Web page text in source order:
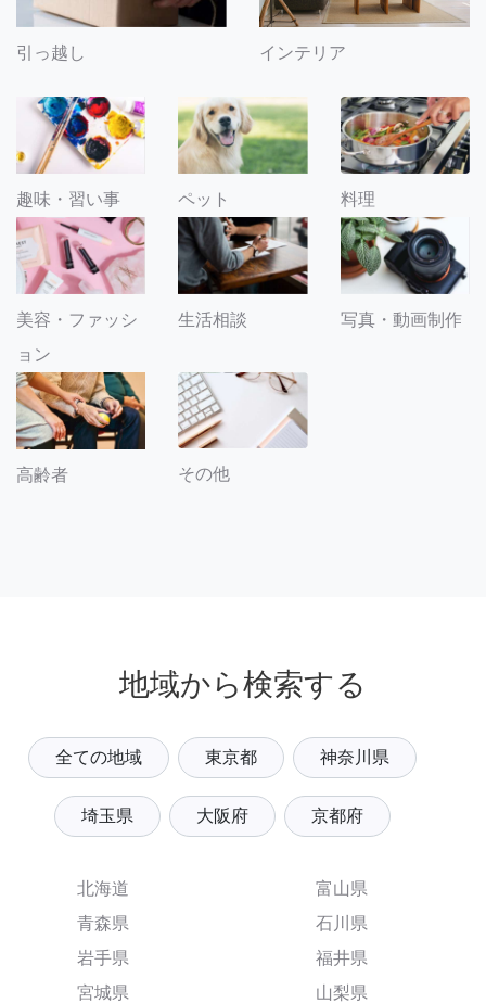
引っ越し インテリア
趣味・習い事 ペット 料理
美容・ファッシ
ョン
生活相談 写真・動画制作
高齢者 その他
地域から検索する
全ての地域 東京都 神奈川県
埼玉県 大阪府 京都府
北海道
青森県
岩手県
宮城県
富山県
石川県
福井県
山梨県